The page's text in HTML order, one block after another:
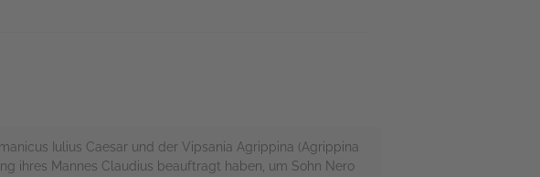
Iulius Caesar und der Vipsania Agrippina (Agrippina
ihres Mannes Claudius beauftragt haben, um Sohn Nero